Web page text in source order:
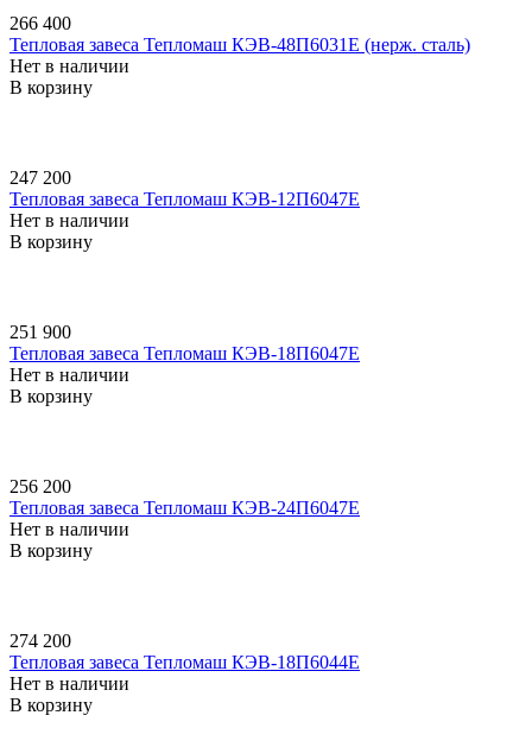
266 400
Тепловая завеса Тепломаш КЭВ-48П6031E (нерж. сталь)
Нет в наличии
В корзину
247 200
Тепловая завеса Тепломаш КЭВ-12П6047E
Нет в наличии
В корзину
251 900
Тепловая завеса Тепломаш КЭВ-18П6047E
Нет в наличии
В корзину
256 200
Тепловая завеса Тепломаш КЭВ-24П6047E
Нет в наличии
В корзину
274 200
Тепловая завеса Тепломаш КЭВ-18П6044E
Нет в наличии
В корзину